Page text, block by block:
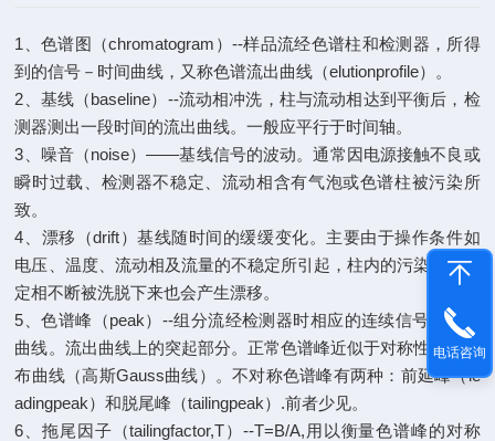
1、色谱图（chromatogram）--样品流经色谱柱和检测器，所得
到的信号－时间曲线，又称色谱流出曲线（elutionprofile）。
2、基线（baseline）--流动相冲洗，柱与流动相达到平衡后，检
测器测出一段时间的流出曲线。一般应平行于时间轴。
3、噪音（noise）――基线信号的波动。通常因电源接触不良或
瞬时过载、检测器不稳定、流动相含有气泡或色谱柱被污染所
致。
4、漂移（drift）基线随时间的缓缓变化。主要由于操作条件如
电压、温度、流动相及流量的不稳定所引起，柱内的污染物或固
定相不断被洗脱下来也会产生漂移。
5、色谱峰（peak）--组分流经检测器时相应的连续信号产生的
曲线。流出曲线上的突起部分。正常色谱峰近似于对称性正态分
布曲线（高斯Gauss曲线）。不对称色谱峰有两种：前延峰（le
adingpeak）和脱尾峰（tailingpeak）.前者少见。
6、拖尾因子（tailingfactor,T）--T=B/A,用以衡量色谱峰的对称
电话咨询